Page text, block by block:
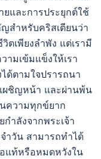
และการประยุกต์ใช้
สำหรับคริสเตียนว่า
ตเพียงลำพัง แต่เรามี
ามเข้มแข็งให้เรา
ด้ตามใจปรารถนา
ผชิญหน้า และผ่านพ้น
ความทุกข์ยาก
ำลังจากพระเจ้า
ำวัน สามารถทำได้
แท้หรือหมดหวังใน